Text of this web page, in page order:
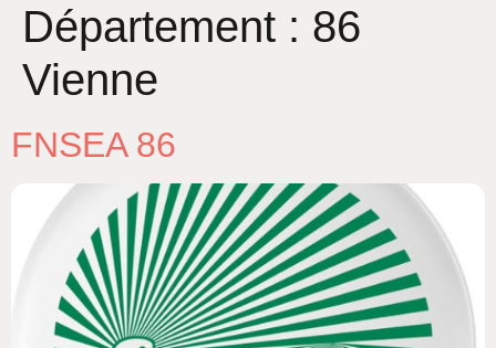
Département : 86
Vienne
FNSEA 86